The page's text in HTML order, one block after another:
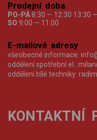
Prodejní doba
PO-PÁ 8:30 — 12:30 13:30
SO 9:00 — 11:00
E-mailové adresy
všeobecné informace:
oddělení spotřební el.:
oddělení bílé techniky:
KONTAKTNÍ